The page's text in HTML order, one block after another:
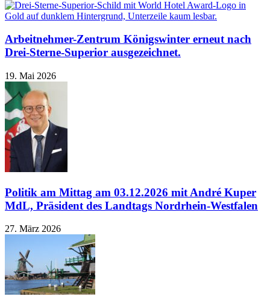
Arbeitnehmer-Zentrum Königswinter erneut nach
Drei-Sterne-Superior ausgezeichnet.
19. Mai 2026
Politik am Mittag am 03.12.2026 mit André Kuper
MdL, Präsident des Landtags Nordrhein-Westfalen
27. März 2026